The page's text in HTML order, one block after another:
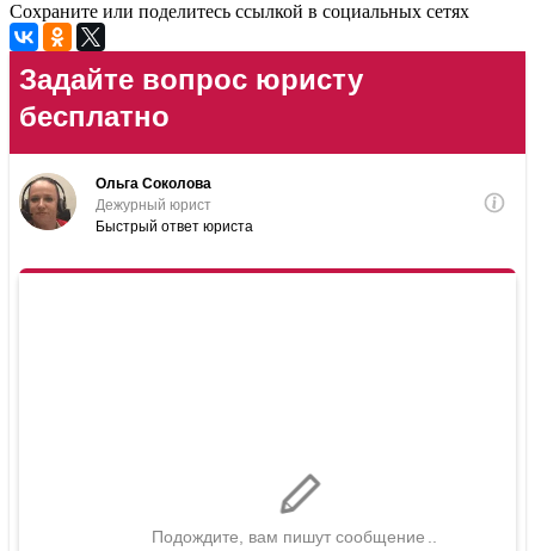
Сохраните или поделитесь ссылкой в социальных сетях